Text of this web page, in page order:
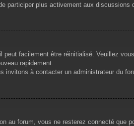
participer plus activement aux discussions
facilement être réinitialisé. Veuillez
rapidement.
invitons à contacter un administrateur du
forum, vous ne resterez connecté que